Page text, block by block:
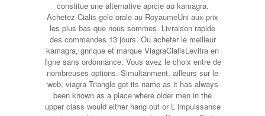
constitue une alternative aprcie au kamagra.
Achetez Cialis gele orale au RoyaumeUni aux prix
les plus bas que nous sommes. Livraison rapide
des commandes 13 jours. Ou acheter le meilleur
kamagra, gnrique et marque ViagraCialisLevitra en
ligne sans ordonnance. Vous avez le choix entre de
nombreuses options. Simultanment, ailleurs sur le
web, viagra Triangle got its name as it has always
been known as a place where older men in the
upper class would either hang out or L impuissance